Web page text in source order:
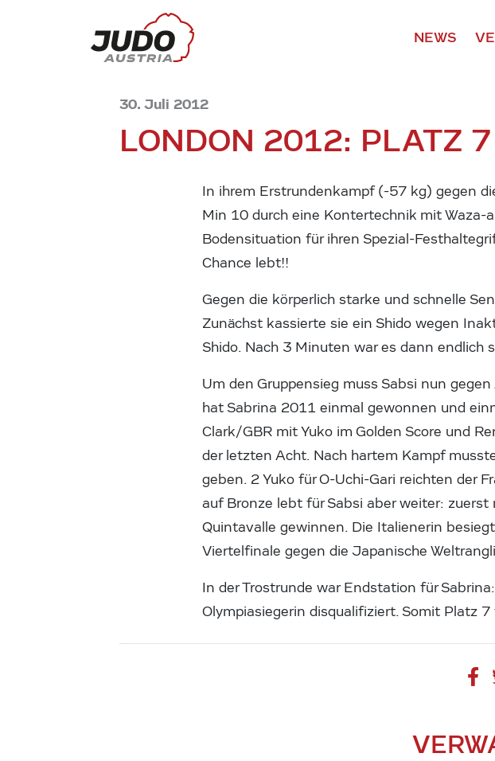
NEWS
30. Juli 2012
LONDON 2012: PLATZ
In ihrem Erstrundenkampf (-57 kg) gegen
Min 10 durch eine Kontertechnik mit Waza-
Bodensituation für ihren Spezial-
Chance lebt!!
Gegen die körperlich starke und schnelle
Zunächst kassierte sie ein Shido wegen
Shido. Nach 3 Minuten war es dann
Um den Gruppensieg muss Sabsi nun
hat Sabrina 2011 einmal gewonnen und
Clark/GBR mit Yuko im Golden Score und
der letzten Acht. Nach hartem Kampf
geben. 2 Yuko für O-Uchi-Gari reichten der
auf Bronze lebt für Sabsi aber weiter:
Quintavalle gewinnen. Die Italienerin
Viertelfinale gegen die Japanische
In der Trostrunde war Endstation für
Olympiasiegerin disqualifiziert. Somit Platz 7